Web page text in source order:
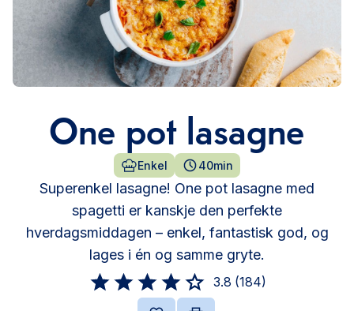
One pot lasagne
Enkel 40min
Superenkel lasagne! One pot lasagne med
spagetti er kanskje den perfekte
hverdagsmiddagen – enkel, fantastisk god, og
lages i én og samme gryte.
3.8 (184)